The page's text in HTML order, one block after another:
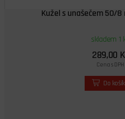
Kužel s unašečem 50/
skladem 1
289,00
Cena s DPH
Do